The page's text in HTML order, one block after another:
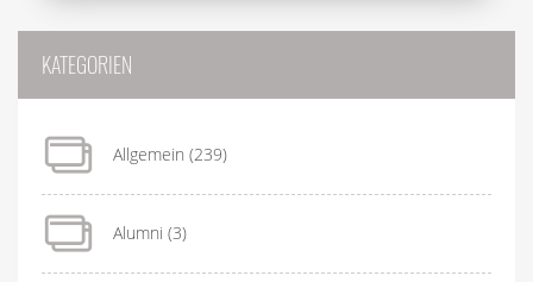
KATEGORIEN
Allgemein (239)
Alumni (3)